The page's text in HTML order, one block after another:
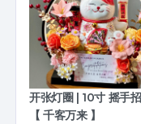
开张灯圈 | 10寸 摇手
【 千客万来 】